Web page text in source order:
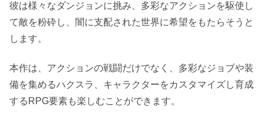
彼は様々なダンジョンに挑み、多彩なアクションを駆使し
て敵を粉砕し、闇に支配された世界に希望をもたらそうと
します。
本作は、アクションの戦闘だけでなく、多彩なジョブや装
備を集めるハクスラ、キャラクターをカスタマイズし育成
するRPG要素も楽しむことができます。